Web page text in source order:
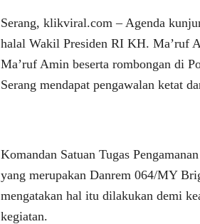
Serang, klikviral.com – Agenda
halal Wakil Presiden RI KH. Ma’ruf
Ma’ruf Amin beserta rombongan di
Serang mendapat pengawalan ketat
Komandan Satuan Tugas
yang merupakan Danrem 064/MY
mengatakan hal itu dilakukan demi
kegiatan.